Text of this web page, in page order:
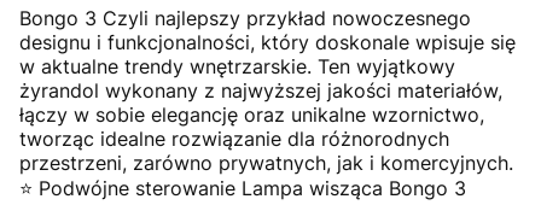
Bongo 3 Czyli najlepszy przykład nowoczesnego
designu i funkcjonalności, który doskonale wpisuje się
w aktualne trendy wnętrzarskie. Ten wyjątkowy
żyrandol wykonany z najwyższej jakości materiałów,
łączy w sobie elegancję oraz unikalne wzornictwo,
tworząc idealne rozwiązanie dla różnorodnych
przestrzeni, zarówno prywatnych, jak i komercyjnych.
⭐ Podwójne sterowanie Lampa wisząca Bongo 3